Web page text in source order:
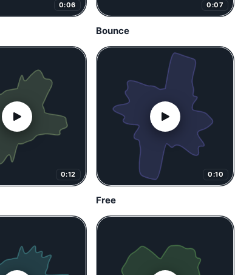
0:06 0:07
Bounce
0:12 0:10
Free